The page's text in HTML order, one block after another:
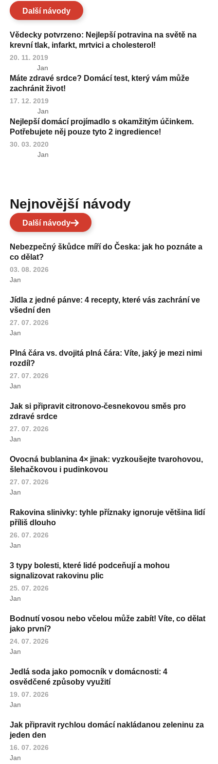
Další návody
Vědecky potvrzeno: Nejlepší potravina na světě na
krevní tlak, infarkt, mrtvici a cholesterol!
20. 11. 2019
Jan
Máte zdravé srdce? Domácí test, který vám může
zachránit život!
17. 12. 2019
Jan
Nejlepší domácí projímadlo s okamžitým účinkem.
Potřebujete něj pouze tyto 2 ingredience!
30. 03. 2020
Jan
Nejnovější návody
Další návody
Nebezpečný škůdce míří do Česka: jak ho poznáte a
co dělat?
03. 08. 2026
Jan
Jídla z jedné pánve: 4 recepty, které vás zachrání ve
všední den
27. 07. 2026
Jan
Plná čára vs. dvojitá plná čára: Víte, jaký je mezi nimi
rozdíl?
27. 07. 2026
Jan
Jak si připravit citronovo-česnekovou směs pro
zdravé srdce
27. 07. 2026
Jan
Ovocná bublanina 4× jinak: vyzkoušejte tvarohovou,
šlehačkovou i pudinkovou
27. 07. 2026
Jan
Rakovina slinivky: tyhle příznaky ignoruje většina lidí
příliš dlouho
26. 07. 2026
Jan
3 typy bolesti, které lidé podceňují a mohou
signalizovat rakovinu plic
25. 07. 2026
Jan
Bodnutí vosou nebo včelou může zabít! Víte, co dělat
jako první?
24. 07. 2026
Jan
Jedlá soda jako pomocník v domácnosti: 4
osvědčené způsoby využití
19. 07. 2026
Jan
Jak připravit rychlou domácí nakládanou zeleninu za
jeden den
16. 07. 2026
Jan